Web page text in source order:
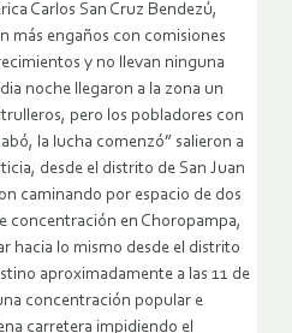
Carlos San Cruz Bendezú,
más engaños con comisiones
y no llevan ninguna
noche llegaron a la zona un
pero los pobladores con
la lucha comenzó” salieron a
desde el distrito de San Juan
caminando por espacio de dos
concentración en Choropampa,
hacia lo mismo desde el distrito
aproximadamente a las 11 de
concentración popular e
carretera impidiendo el